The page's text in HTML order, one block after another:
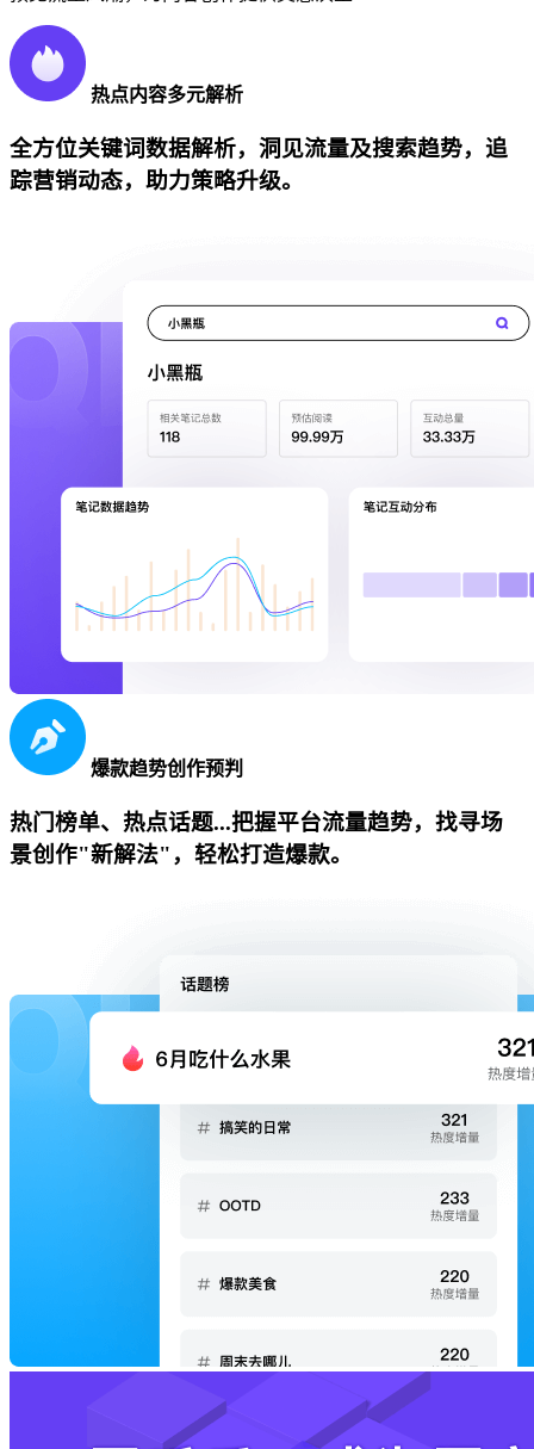
热点内容多元解析
全方位关键词数据解析，洞见流量及搜索趋势，追
踪营销动态，助力策略升级。
爆款趋势创作预判
热门榜单、热点话题...把握平台流量趋势，找寻场
景创作"新解法"，轻松打造爆款。